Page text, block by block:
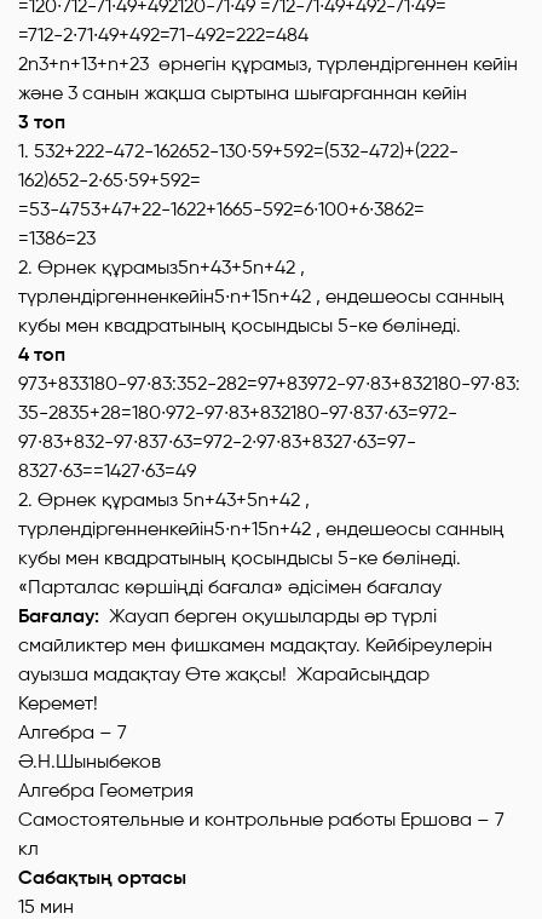
=120∙712-71∙49+492120-71∙49 =712-71∙49+492-71∙49=
=712-2∙71∙49+492=71-492=222=484
2n3+n+13+n+23 өрнегін құрамыз, түрлендіргеннен кейін
және 3 санын жақша сыртына шығарғаннан кейін
3 топ
1. 532+222-472-162652-130∙59+592=(532-472)+(222-
162)652-2∙65∙59+592=
=53-4753+47+22-1622+1665-592=6∙100+6∙3862=
=1386=23
2. Өрнек құрамыз5n+43+5n+42 ,
түрлендіргенненкейін5∙n+15n+42 , ендешеосы санның
кубы мен квадратының қосындысы 5-ке бөлінеді.
4 топ
973+833180-97∙83:352-282=97+83972-97∙83+832180-97∙83:
35-2835+28=180∙972-97∙83+832180-97∙837∙63=972-
97∙83+832-97∙837∙63=972-2∙97∙83+8327∙63=97-
8327∙63==1427∙63=49
2. Өрнек құрамыз 5n+43+5n+42 ,
түрлендіргенненкейін5∙n+15n+42 , ендешеосы санның
кубы мен квадратының қосындысы 5-ке бөлінеді.
«Парталас көршіңді бағала» әдісімен бағалау
Бағалау: Жауап берген оқушыларды әр түрлі
смайликтер мен фишкамен мадақтау. Кейбіреулерін
ауызша мадақтау Өте жақсы! Жарайсыңдар
Керемет!
Алгебра – 7
Ә.Н.Шыныбеков
Алгебра Геометрия
Самостоятельные и контрольные работы Ершова – 7
кл
Сабақтың ортасы
15 мин